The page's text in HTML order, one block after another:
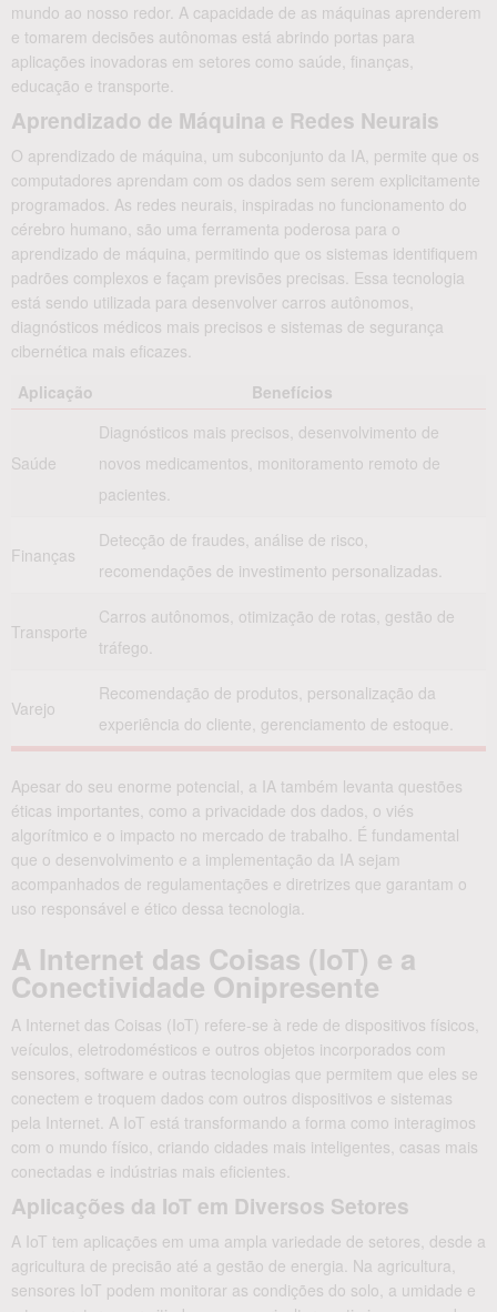
mundo ao nosso redor. A capacidade de as máquinas aprenderem
e tomarem decisões autônomas está abrindo portas para
aplicações inovadoras em setores como saúde, finanças,
educação e transporte.
Aprendizado de Máquina e Redes Neurais
O aprendizado de máquina, um subconjunto da IA, permite que os
computadores aprendam com os dados sem serem explicitamente
programados. As redes neurais, inspiradas no funcionamento do
cérebro humano, são uma ferramenta poderosa para o
aprendizado de máquina, permitindo que os sistemas identifiquem
padrões complexos e façam previsões precisas. Essa tecnologia
está sendo utilizada para desenvolver carros autônomos,
diagnósticos médicos mais precisos e sistemas de segurança
cibernética mais eficazes.
Aplicação
Benefícios
Saúde
Diagnósticos mais precisos, desenvolvimento de
novos medicamentos, monitoramento remoto de
pacientes.
Finanças
Detecção de fraudes, análise de risco,
recomendações de investimento personalizadas.
Transporte
Carros autônomos, otimização de rotas, gestão de
tráfego.
Varejo
Recomendação de produtos, personalização da
experiência do cliente, gerenciamento de estoque.
Apesar do seu enorme potencial, a IA também levanta questões
éticas importantes, como a privacidade dos dados, o viés
algorítmico e o impacto no mercado de trabalho. É fundamental
que o desenvolvimento e a implementação da IA sejam
acompanhados de regulamentações e diretrizes que garantam o
uso responsável e ético dessa tecnologia.
A Internet das Coisas (IoT) e a
Conectividade Onipresente
A Internet das Coisas (IoT) refere-se à rede de dispositivos físicos,
veículos, eletrodomésticos e outros objetos incorporados com
sensores, software e outras tecnologias que permitem que eles se
conectem e troquem dados com outros dispositivos e sistemas
pela Internet. A IoT está transformando a forma como interagimos
com o mundo físico, criando cidades mais inteligentes, casas mais
conectadas e indústrias mais eficientes.
Aplicações da IoT em Diversos Setores
A IoT tem aplicações em uma ampla variedade de setores, desde a
agricultura de precisão até a gestão de energia. Na agricultura,
sensores IoT podem monitorar as condições do solo, a umidade e